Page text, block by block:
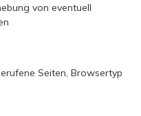
von eventuell
Seiten, Browsertyp